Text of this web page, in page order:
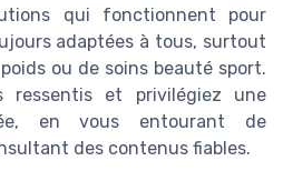
qui fonctionnent pour
adaptées à tous, surtout
ou de soins beauté sport.
et privilégiez une
en vous entourant de
des contenus fiables.